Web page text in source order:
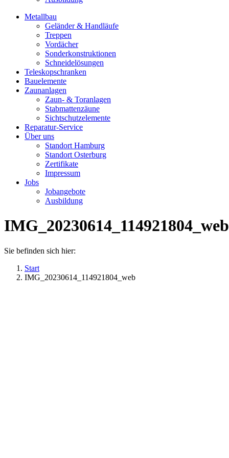
Metallbau
Geländer & Handläufe
Treppen
Vordächer
Sonderkonstruktionen
Schneidelösungen
Teleskopschranken
Bauelemente
Zaunanlagen
Zaun- & Toranlagen
Stabmattenzäune
Sichtschutzelemente
Reparatur-Service
Über uns
Standort Hamburg
Standort Osterburg
Zertifikate
Impressum
Jobs
Jobangebote
Ausbildung
IMG_20230614_114921804_web
Sie befinden sich hier:
Start
IMG_20230614_114921804_web